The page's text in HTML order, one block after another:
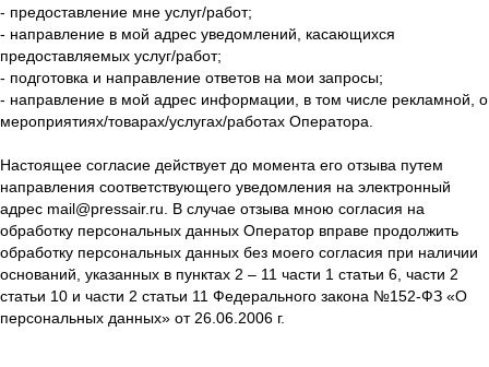
- предоставление мне услуг/работ;
- направление в мой адрес уведомлений, касающихся
предоставляемых услуг/работ;
- подготовка и направление ответов на мои запросы;
- направление в мой адрес информации, в том числе рекламной, о
мероприятиях/товарах/услугах/работах Оператора.
Настоящее согласие действует до момента его отзыва путем
направления соответствующего уведомления на электронный
адрес mail@pressair.ru. В случае отзыва мною согласия на
обработку персональных данных Оператор вправе продолжить
обработку персональных данных без моего согласия при наличии
оснований, указанных в пунктах 2 – 11 части 1 статьи 6, части 2
статьи 10 и части 2 статьи 11 Федерального закона №152-ФЗ «О
персональных данных» от 26.06.2006 г.